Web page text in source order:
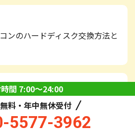
ンのハードディスク交換方法と
のバッテリー劣化の確認方法
状もご紹介！
間 7:00〜24:00
料・年中無休受付
5577-3962